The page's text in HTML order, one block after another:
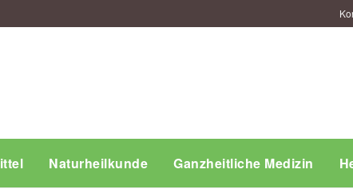
Naturheilkunde Ganzheitliche Medizin